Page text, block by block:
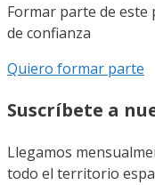
Formar parte de este
de confianza
Quiero formar parte
Suscríbete a
Llegamos
todo el territorio